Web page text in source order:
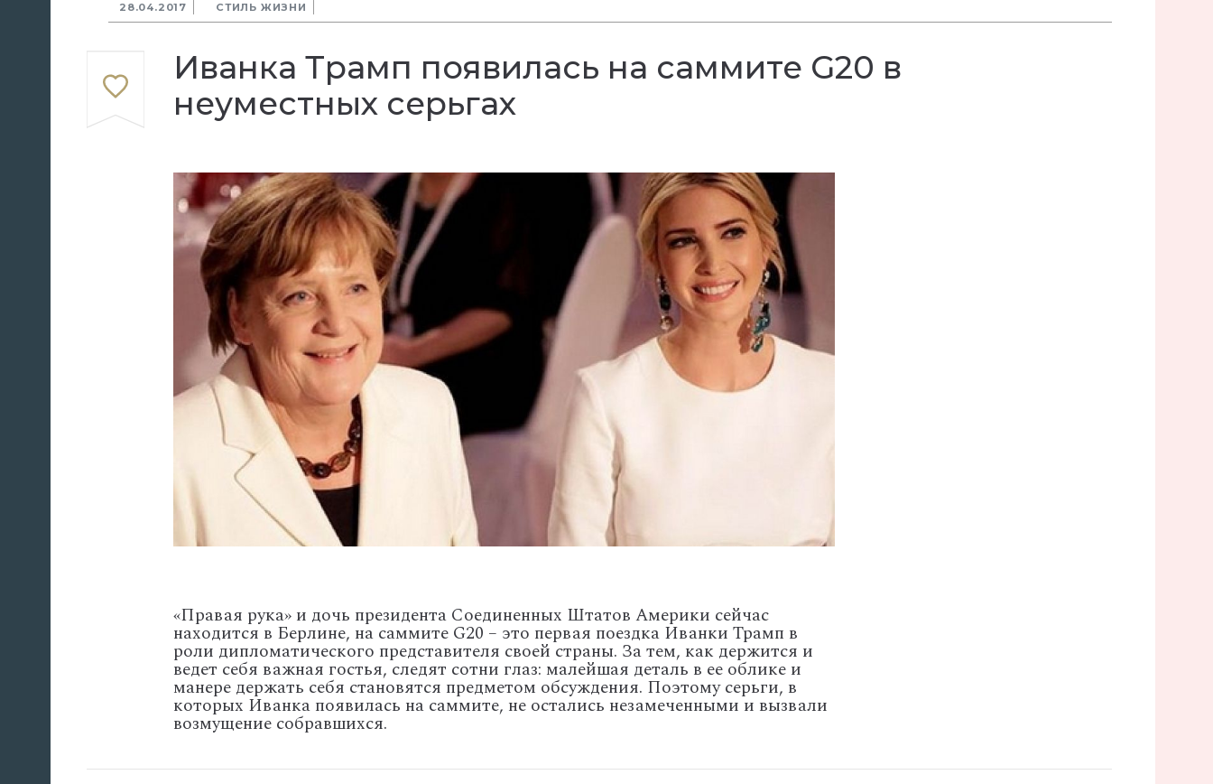
28.04.2017 СТИЛЬ ЖИЗНИ
Иванка Трамп появилась на саммите G20 в
неуместных серьгах
«Правая рука» и дочь президента Соединенных Штатов Америки сейчас
находится в Берлине, на саммите G20 – это первая поездка Иванки Трамп в
роли дипломатического представителя своей страны. За тем, как держится и
ведет себя важная гостья, следят сотни глаз: малейшая деталь в ее облике и
манере держать себя становятся предметом обсуждения. Поэтому серьги, в
которых Иванка появилась на саммите, не остались незамеченными и вызвали
возмущение собравшихся.